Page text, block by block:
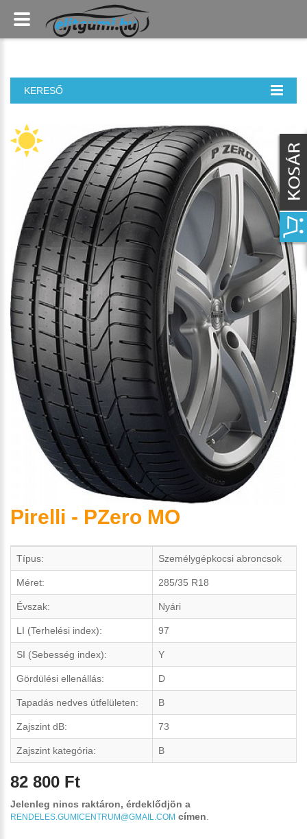
KERESŐ
Pirelli - PZero MO
Típus: Személygépkocsi abroncsok
Méret: 285/35 R18
Évszak: Nyári
LI (Terhelési index): 97
SI (Sebesség index): Y
Gördülési ellenállás: D
Tapadás nedves útfelületen: B
Zajszint dB: 73
Zajszint kategória: B
82 800 Ft
Jelenleg nincs raktáron, érdeklődjön a
RENDELES.GUMICENTRUM@GMAIL.COM címen.